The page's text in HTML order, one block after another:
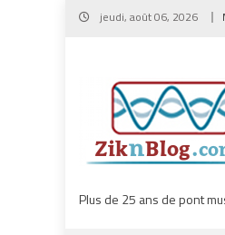
Skip
jeudi, août 06, 2026
Plus de 25 ans de pont